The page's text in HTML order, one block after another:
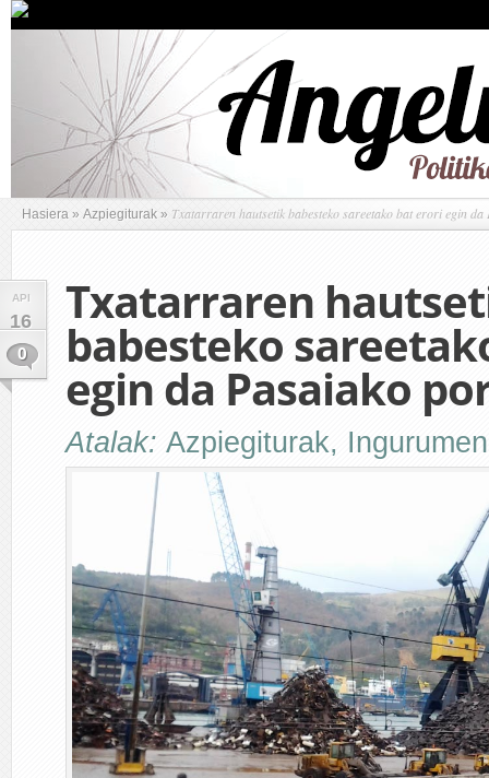
Hasiera » Azpiegiturak » Txatarraren hautsetik babesteko sareetako bat erori egin da
API
16
0
Txatarraren
babesteko
egin da Pasaiako
Atalak: Azpiegiturak,